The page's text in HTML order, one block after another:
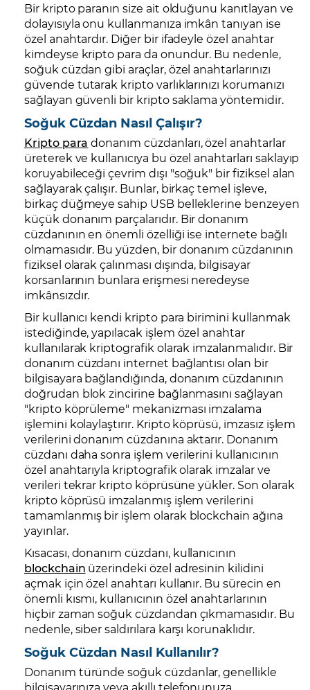
Bir kripto paranın size ait olduğunu kanıtlayan ve
dolayısıyla onu kullanmanıza imkân tanıyan ise
özel anahtardır. Diğer bir ifadeyle özel anahtar
kimdeyse kripto para da onundur. Bu nedenle,
soğuk cüzdan gibi araçlar, özel anahtarlarınızı
güvende tutarak kripto varlıklarınızı korumanızı
sağlayan güvenli bir kripto saklama yöntemidir.
Soğuk Cüzdan Nasıl Çalışır?
Kripto para donanım cüzdanları, özel anahtarlar
üreterek ve kullanıcıya bu özel anahtarları saklayıp
koruyabileceği çevrim dışı "soğuk" bir fiziksel alan
sağlayarak çalışır. Bunlar, birkaç temel işleve,
birkaç düğmeye sahip USB belleklerine benzeyen
küçük donanım parçalarıdır. Bir donanım
cüzdanının en önemli özelliği ise internete bağlı
olmamasıdır. Bu yüzden, bir donanım cüzdanının
fiziksel olarak çalınması dışında, bilgisayar
korsanlarının bunlara erişmesi neredeyse
imkânsızdır.
Bir kullanıcı kendi kripto para birimini kullanmak
istediğinde, yapılacak işlem özel anahtar
kullanılarak kriptografik olarak imzalanmalıdır. Bir
donanım cüzdanı internet bağlantısı olan bir
bilgisayara bağlandığında, donanım cüzdanının
doğrudan blok zincirine bağlanmasını sağlayan
"kripto köprüleme" mekanizması imzalama
işlemini kolaylaştırır. Kripto köprüsü, imzasız işlem
verilerini donanım cüzdanına aktarır. Donanım
cüzdanı daha sonra işlem verilerini kullanıcının
özel anahtarıyla kriptografik olarak imzalar ve
verileri tekrar kripto köprüsüne yükler. Son olarak
kripto köprüsü imzalanmış işlem verilerini
tamamlanmış bir işlem olarak blockchain ağına
yayınlar.
Kısacası, donanım cüzdanı, kullanıcının
blockchain üzerindeki özel adresinin kilidini
açmak için özel anahtarı kullanır. Bu sürecin en
önemli kısmı, kullanıcının özel anahtarlarının
hiçbir zaman soğuk cüzdandan çıkmamasıdır. Bu
nedenle, siber saldırılara karşı korunaklıdır.
Soğuk Cüzdan Nasıl Kullanılır?
Donanım türünde soğuk cüzdanlar, genellikle
bilgisayarınıza veya akıllı telefonunuza